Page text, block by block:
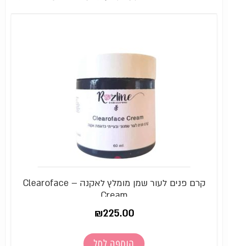
קרם פנים לעור שמן מומלץ לאקנה – Clearoface
Cream
₪225.00